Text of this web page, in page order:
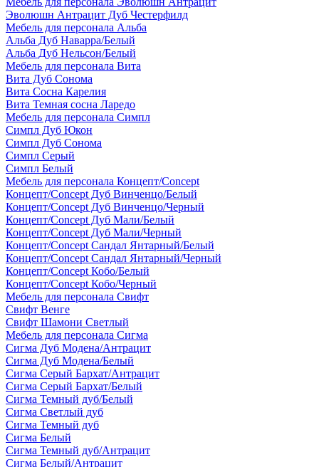
Эволюшн Антрацит Дуб Честерфилд
Мебель для персонала Альба
Альба Дуб Наварра/Белый
Альба Дуб Нельсон/Белый
Мебель для персонала Вита
Вита Дуб Сонома
Вита Сосна Карелия
Вита Темная сосна Ларедо
Мебель для персонала Симпл
Симпл Дуб Юкон
Симпл Дуб Сонома
Симпл Серый
Симпл Белый
Мебель для персонала Концепт/Concept
Концепт/Concept Дуб Винченцо/Белый
Концепт/Concept Дуб Винченцо/Черный
Концепт/Concept Дуб Мали/Белый
Концепт/Concept Дуб Мали/Черный
Концепт/Concept Сандал Янтарный/Белый
Концепт/Concept Сандал Янтарный/Черный
Концепт/Concept Кобо/Белый
Концепт/Concept Кобо/Черный
Мебель для персонала Свифт
Свифт Венге
Свифт Шамони Светлый
Мебель для персонала Сигма
Сигма Дуб Модена/Антрацит
Сигма Дуб Модена/Белый
Сигма Серый Бархат/Антрацит
Сигма Серый Бархат/Белый
Сигма Темный дуб/Белый
Сигма Светлый дуб
Сигма Темный дуб
Сигма Белый
Сигма Темный дуб/Антрацит
Сигма Белый/Антрацит